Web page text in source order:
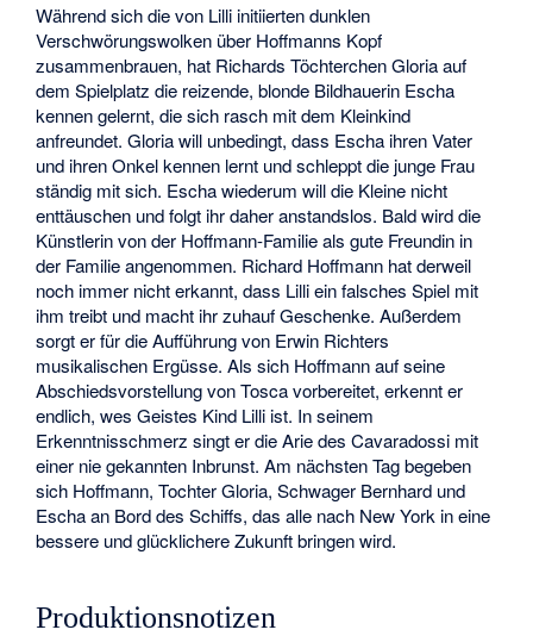
Während sich die von Lilli initiierten dunklen
Verschwörungswolken über Hoffmanns Kopf
zusammenbrauen, hat Richards Töchterchen Gloria auf
dem Spielplatz die reizende, blonde Bildhauerin Escha
kennen gelernt, die sich rasch mit dem Kleinkind
anfreundet. Gloria will unbedingt, dass Escha ihren Vater
und ihren Onkel kennen lernt und schleppt die junge Frau
ständig mit sich. Escha wiederum will die Kleine nicht
enttäuschen und folgt ihr daher anstandslos. Bald wird die
Künstlerin von der Hoffmann-Familie als gute Freundin in
der Familie angenommen. Richard Hoffmann hat derweil
noch immer nicht erkannt, dass Lilli ein falsches Spiel mit
ihm treibt und macht ihr zuhauf Geschenke. Außerdem
sorgt er für die Aufführung von Erwin Richters
musikalischen Ergüsse. Als sich Hoffmann auf seine
Abschiedsvorstellung von Tosca vorbereitet, erkennt er
endlich, wes Geistes Kind Lilli ist. In seinem
Erkenntnisschmerz singt er die Arie des Cavaradossi mit
einer nie gekannten Inbrunst. Am nächsten Tag begeben
sich Hoffmann, Tochter Gloria, Schwager Bernhard und
Escha an Bord des Schiffs, das alle nach New York in eine
bessere und glücklichere Zukunft bringen wird.
Produktionsnotizen